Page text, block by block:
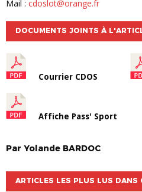
Mail : cdoslot@orange.fr
DOCUMENTS JOINTS À
Courrier CDOS
Affiche Pass' Sport
Par Yolande BARDOC
ARTICLES LES PLUS LUS DANS